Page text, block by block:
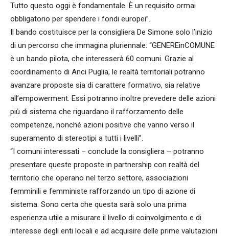
Tutto questo oggi è fondamentale. È un requisito ormai
obbligatorio per spendere i fondi europei”.
Il bando costituisce per la consigliera De Simone solo l’inizio
di un percorso che immagina pluriennale: “GENEREinCOMUNE
è un bando pilota, che interesserà 60 comuni. Grazie al
coordinamento di Anci Puglia, le realtà territoriali potranno
avanzare proposte sia di carattere formativo, sia relative
all’empowerment. Essi potranno inoltre prevedere delle azioni
più di sistema che riguardano il rafforzamento delle
competenze, nonché azioni positive che vanno verso il
superamento di stereotipi a tutti i livelli”.
“I comuni interessati – conclude la consigliera – potranno
presentare queste proposte in partnership con realtà del
territorio che operano nel terzo settore, associazioni
femminili e femministe rafforzando un tipo di azione di
sistema. Sono certa che questa sarà solo una prima
esperienza utile a misurare il livello di coinvolgimento e di
interesse degli enti locali e ad acquisire delle prime valutazioni